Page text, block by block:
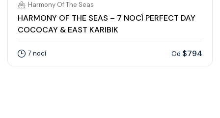
Harmony Of The Seas
HARMONY OF THE SEAS – 7 NOCÍ PERFECT DAY
COCOCAY & EAST KARIBIK
7 nocí Od $794